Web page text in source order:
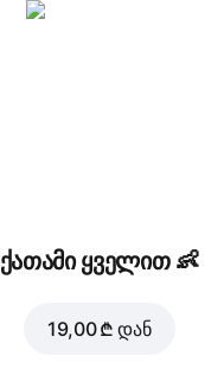
ქათამი ყველით 👶
19,00 ₾ დან